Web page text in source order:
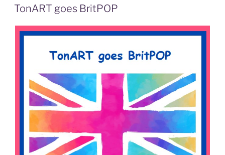
AM
TonART goes BritPOP